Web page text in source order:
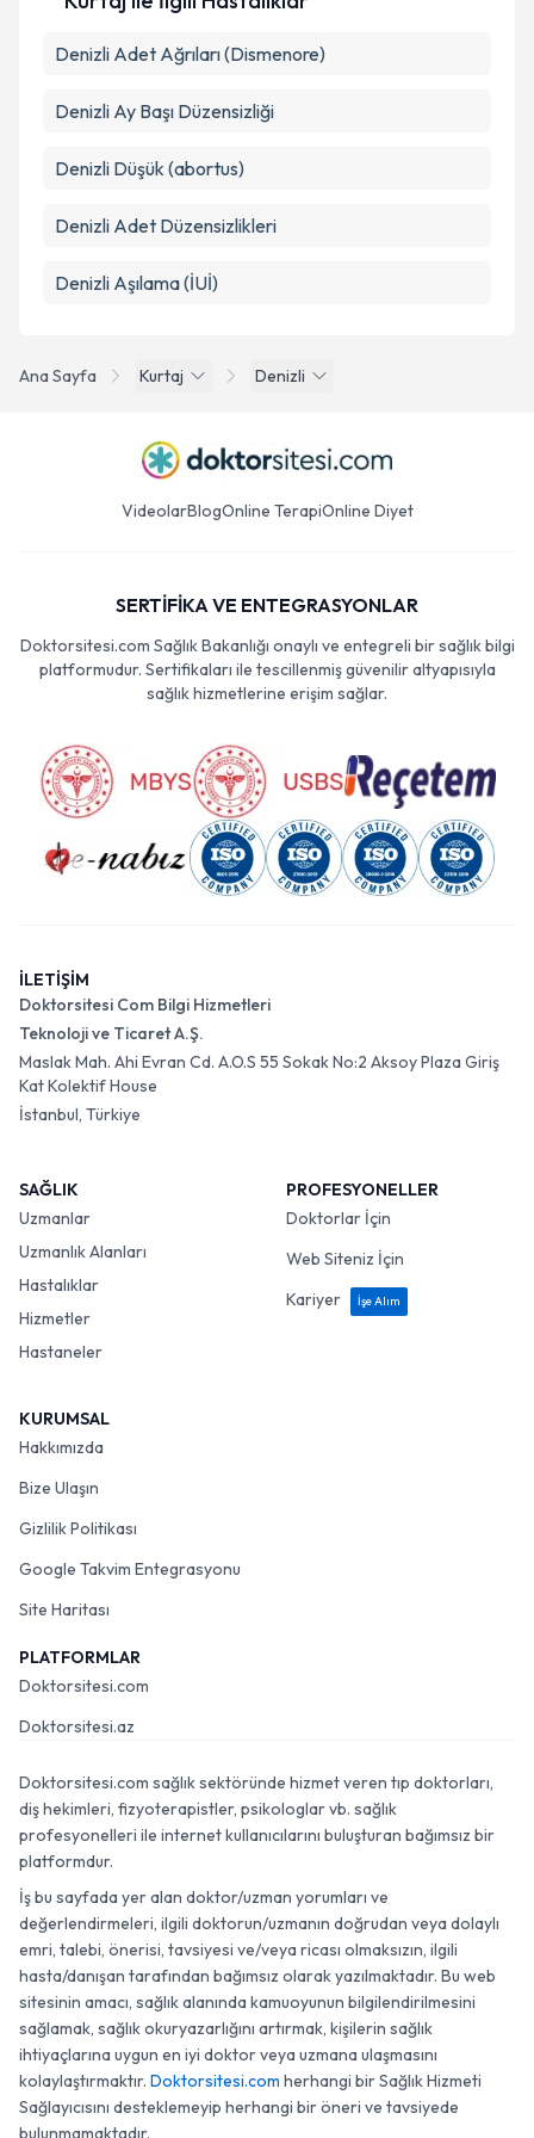
Ana Sayfa Kurtaj Denizli
Denizli Adet Ağrıları (Dismenore)
Denizli Ay Başı Düzensizliği
Denizli Düşük (abortus)
Denizli Adet Düzensizlikleri
Denizli Aşılama (İUİ)
VideolarBlogOnline TerapiOnline Diyet
SERTİFİKA VE ENTEGRASYONLAR
Doktorsitesi.com Sağlık Bakanlığı onaylı ve entegreli bir sağlık bilgi
platformudur. Sertifikaları ile tescillenmiş güvenilir altyapısıyla
sağlık hizmetlerine erişim sağlar.
İLETİŞİM
Doktorsitesi Com Bilgi Hizmetleri
Teknoloji ve Ticaret A.Ş.
Maslak Mah. Ahi Evran Cd. A.O.S 55 Sokak No:2 Aksoy Plaza Giriş
Kat Kolektif House
İstanbul, Türkiye
SAĞLIK
Uzmanlar
Uzmanlık Alanları
Hastalıklar
Hizmetler
Hastaneler
PROFESYONELLER
Doktorlar İçin
Web Siteniz İçin
Kariyer
İşe Alım
KURUMSAL
Hakkımızda
Bize Ulaşın
Gizlilik Politikası
Google Takvim Entegrasyonu
Site Haritası
PLATFORMLAR
Doktorsitesi.com
Doktorsitesi.az
Doktorsitesi.com sağlık sektöründe hizmet veren tıp doktorları,
diş hekimleri, fizyoterapistler, psikologlar vb. sağlık
profesyonelleri ile internet kullanıcılarını buluşturan bağımsız bir
platformdur.
İş bu sayfada yer alan doktor/uzman yorumları ve
değerlendirmeleri, ilgili doktorun/uzmanın doğrudan veya dolaylı
emri, talebi, önerisi, tavsiyesi ve/veya ricası olmaksızın, ilgili
hasta/danışan tarafından bağımsız olarak yazılmaktadır. Bu web
sitesinin amacı, sağlık alanında kamuoyunun bilgilendirilmesini
sağlamak, sağlık okuryazarlığını artırmak, kişilerin sağlık
ihtiyaçlarına uygun en iyi doktor veya uzmana ulaşmasını
kolaylaştırmaktır. Doktorsitesi.com herhangi bir Sağlık Hizmeti
Sağlayıcısını desteklemeyip herhangi bir öneri ve tavsiyede
bulunmamaktadır.